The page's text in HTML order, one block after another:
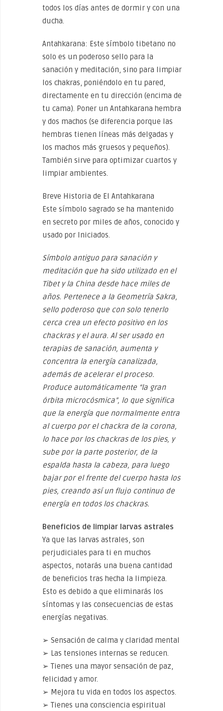
todos los días antes de dormir y con una
ducha.
Antahkarana: Este símbolo tibetano no
solo es un poderoso sello para la
sanación y meditación, sino para limpiar
los chakras, poniéndolo en tu pared,
directamente en tu dirección (encima de
tu cama). Poner un Antahkarana hembra
y dos machos (se diferencia porque las
hembras tienen líneas más delgadas y
los machos más gruesos y pequeños).
También sirve para optimizar cuartos y
limpiar ambientes.
Breve Historia de El Antahkarana
Este símbolo sagrado se ha mantenido
en secreto por miles de años, conocido y
usado por Iniciados.
Símbolo antiguo para sanación y
meditación que ha sido utilizado en el
Tibet y la China desde hace miles de
años. Pertenece a la Geometría Sakra,
sello poderoso que con solo tenerlo
cerca crea un efecto positivo en los
chackras y el aura. Al ser usado en
terapias de sanación, aumenta y
concentra la energía canalizada,
además de acelerar el proceso.
Produce automáticamente “la gran
órbita microcósmica”, lo que significa
que la energía que normalmente entra
al cuerpo por el chackra de la corona,
lo hace por los chackras de los pies, y
sube por la parte posterior, de la
espalda hasta la cabeza, para luego
bajar por el frente del cuerpo hasta los
pies, creando así un flujo continuo de
energía en todos los chackras.
Beneficios de limpiar larvas astrales
Ya que las larvas astrales, son
perjudiciales para ti en muchos
aspectos, notarás una buena cantidad
de beneficios tras hecha la limpieza.
Esto es debido a que eliminarás los
síntomas y las consecuencias de estas
energías negativas.
➢ Sensación de calma y claridad mental
➢ Las tensiones internas se reducen.
➢ Tienes una mayor sensación de paz,
felicidad y amor.
➢ Mejora tu vida en todos los aspectos.
➢ Tienes una consciencia espiritual